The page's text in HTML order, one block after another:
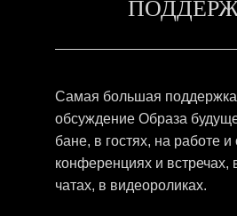
Самая большая
обсуждение Образа
бане, в гостях, на работе и
конференциях и встречах,
чатах, в видеороликах.